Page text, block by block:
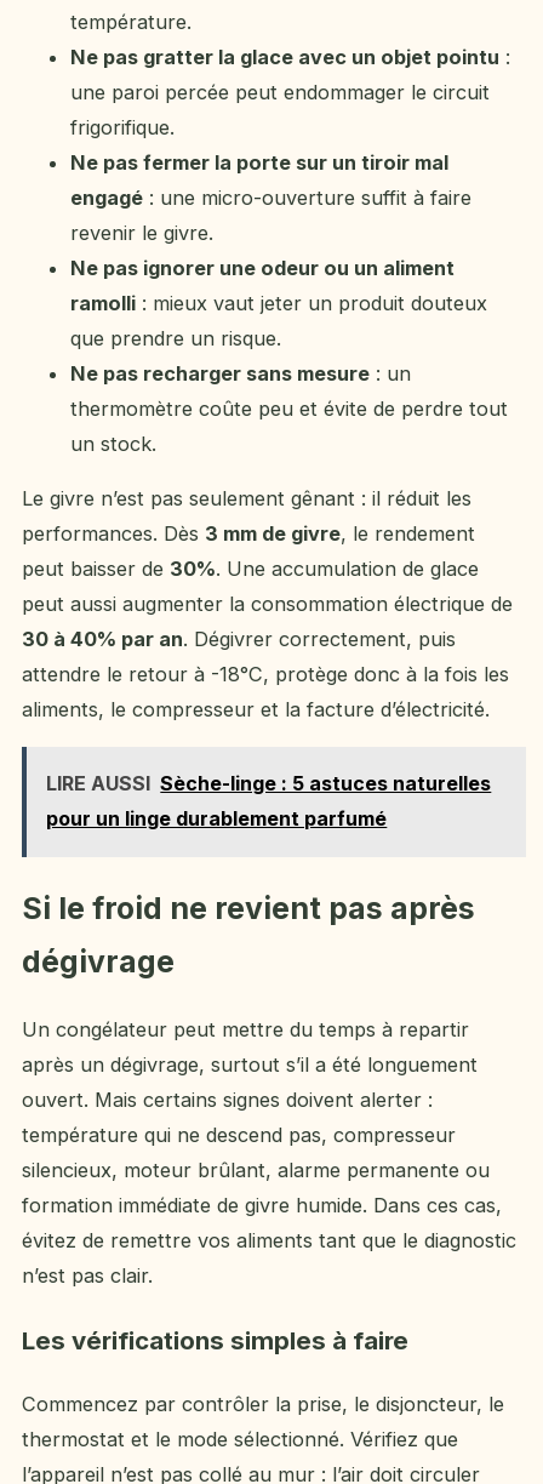
température.
Ne pas gratter la glace avec un objet pointu :
une paroi percée peut endommager le circuit
frigorifique.
Ne pas fermer la porte sur un tiroir mal
engagé : une micro-ouverture suffit à faire
revenir le givre.
Ne pas ignorer une odeur ou un aliment
ramolli : mieux vaut jeter un produit douteux
que prendre un risque.
Ne pas recharger sans mesure : un
thermomètre coûte peu et évite de perdre tout
un stock.
Le givre n’est pas seulement gênant : il réduit les
performances. Dès 3 mm de givre, le rendement
peut baisser de 30%. Une accumulation de glace
peut aussi augmenter la consommation électrique de
30 à 40% par an. Dégivrer correctement, puis
attendre le retour à -18°C, protège donc à la fois les
aliments, le compresseur et la facture d’électricité.
LIRE AUSSI Sèche-linge : 5 astuces naturelles
pour un linge durablement parfumé
Si le froid ne revient pas après
dégivrage
Un congélateur peut mettre du temps à repartir
après un dégivrage, surtout s’il a été longuement
ouvert. Mais certains signes doivent alerter :
température qui ne descend pas, compresseur
silencieux, moteur brûlant, alarme permanente ou
formation immédiate de givre humide. Dans ces cas,
évitez de remettre vos aliments tant que le diagnostic
n’est pas clair.
Les vérifications simples à faire
Commencez par contrôler la prise, le disjoncteur, le
thermostat et le mode sélectionné. Vérifiez que
l’appareil n’est pas collé au mur : l’air doit circuler